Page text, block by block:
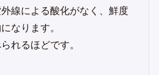
線による酸化がなく、鮮度
なります。
れるほどです。